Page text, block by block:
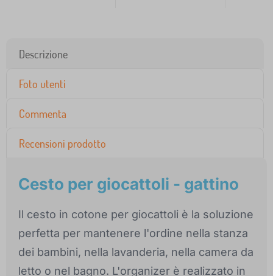
Descrizione
Foto utenti
Commenta
Recensioni prodotto
Cesto per giocattoli - gattino
Il cesto in cotone per giocattoli è la soluzione
perfetta per mantenere l'ordine nella stanza
dei bambini, nella lavanderia, nella camera da
letto o nel bagno. L'organizer è realizzato in